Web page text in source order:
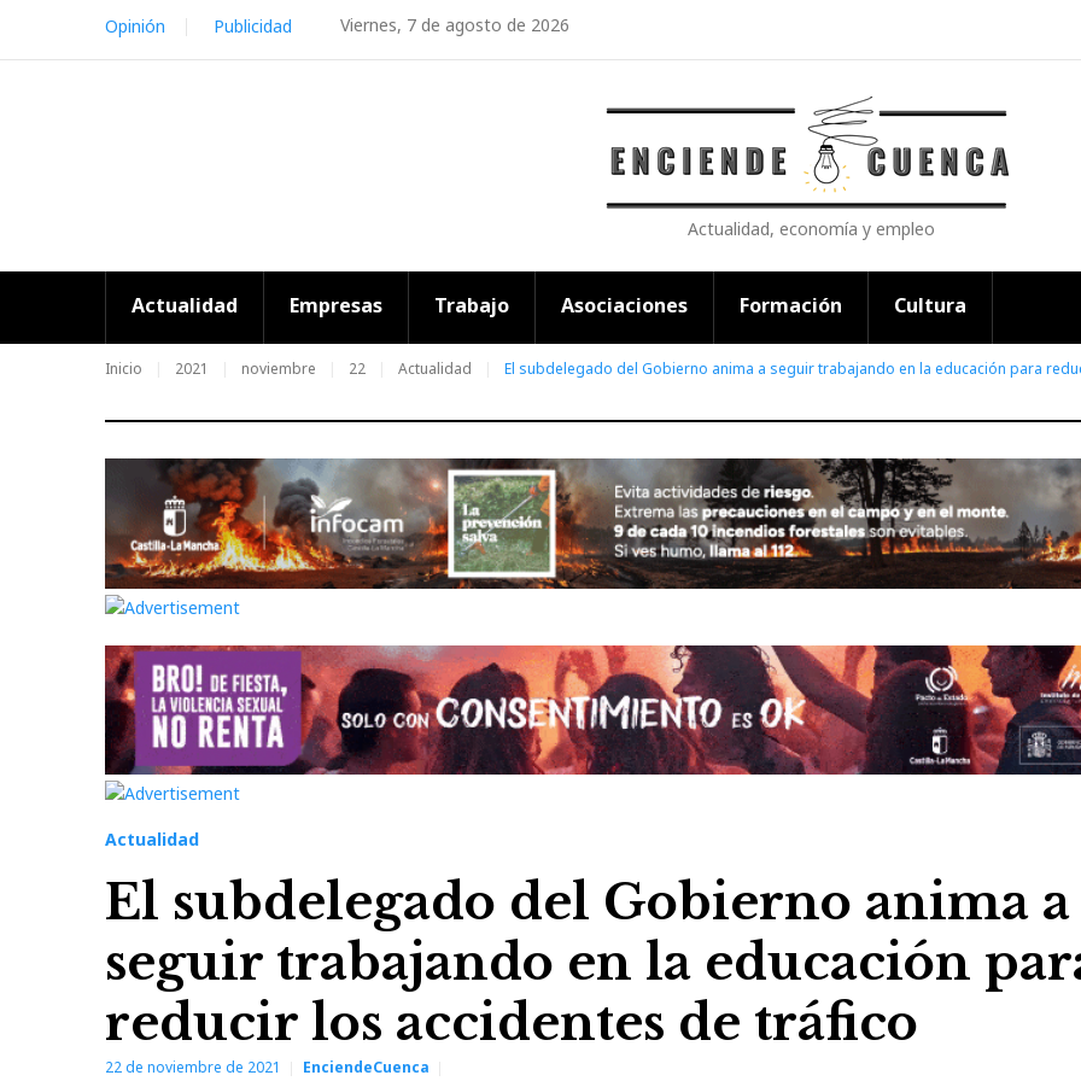
content
Viernes, 7 de agosto de 2026
Opinión Publicidad
Actualidad, economía y empleo
Actualidad Empresas Trabajo Asociaciones Formación Cultura
Inicio 2021 noviembre 22 Actualidad El subdelegado del Gobierno anima a seguir trabajando en la educación para
Actualidad
El subdelegado del Gobierno anima a
seguir trabajando en la educación
reducir los accidentes de tráfico
22 de noviembre de 2021 EnciendeCuenca